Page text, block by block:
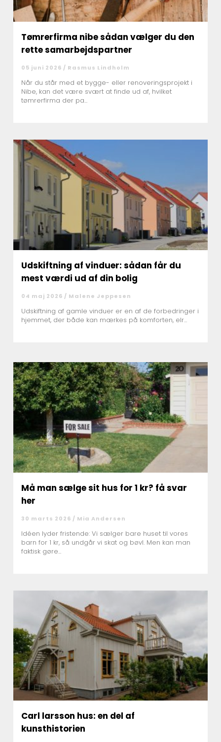
Tømrerfirma nibe sådan vælger du den
rette samarbejdspartner
05 juni 2026 / Rasmus Lindholm
Når du står med et bygge- eller renoveringsprojekt i
Nibe, kan det være svært at finde ud af, hvilket
tømrerfirma der pa...
Udskiftning af vinduer: sådan får du
mest værdi ud af din bolig
04 maj 2026 / Malene Jeppesen
Udskiftning af gamle vinduer er en af de forbedringer i
hjemmet, der både kan mærkes på komforten, elr...
Må man sælge sit hus for 1 kr? få svar
her
30 marts 2026 / Mia Andersen
Idéen lyder fristende: Vi sælger bare huset til vores
barn for 1 kr, så undgår vi skat og bøvl. Men kan man
faktisk gøre...
Carl larsson hus: en del af
kunsthistorien